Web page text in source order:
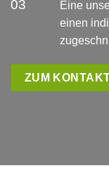
03
Eine
einen
ZUM